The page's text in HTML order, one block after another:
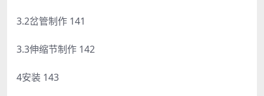
3.2岔管制作 141
3.3伸缩节制作 142
4安装 143